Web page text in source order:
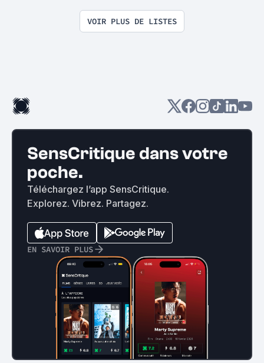
VOIR PLUS DE LISTES
SensCritique dans votre
poche.
Téléchargez l’app SensCritique.
Explorez. Vibrez. Partagez.
EN SAVOIR PLUS